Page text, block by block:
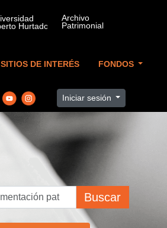
SITIOS DE INTERÉS FONDOS
Iniciar sesión
Buscar